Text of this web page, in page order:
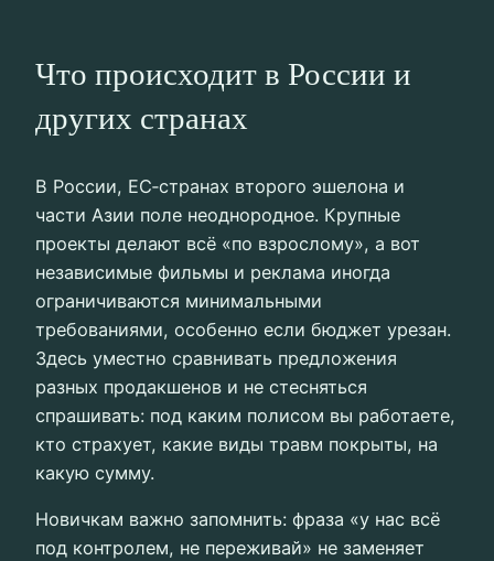
Что происходит в России и
других странах
В России, ЕС‑странах второго эшелона и
части Азии поле неоднородное. Крупные
проекты делают всё «по взрослому», а вот
независимые фильмы и реклама иногда
ограничиваются минимальными
требованиями, особенно если бюджет урезан.
Здесь уместно сравнивать предложения
разных продакшенов и не стесняться
спрашивать: под каким полисом вы работаете,
кто страхует, какие виды травм покрыты, на
какую сумму.
Новичкам важно запомнить: фраза «у нас всё
под контролем, не переживай» не заменяет